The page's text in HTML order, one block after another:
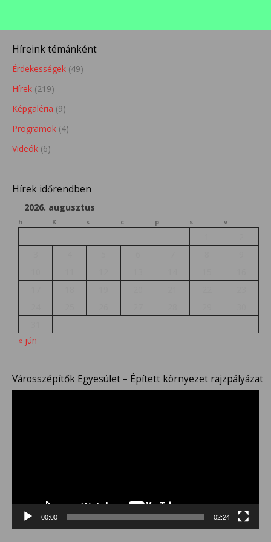
Híreink témánként
Érdekességek (49)
Hírek (219)
Képgaléria (9)
Programok (4)
Videók (6)
Hírek időrendben
2026. augusztus
h K s c p s v
« jún
Városszépítők Egyesület – Épített környezet rajzpályázat
00:00 02:24